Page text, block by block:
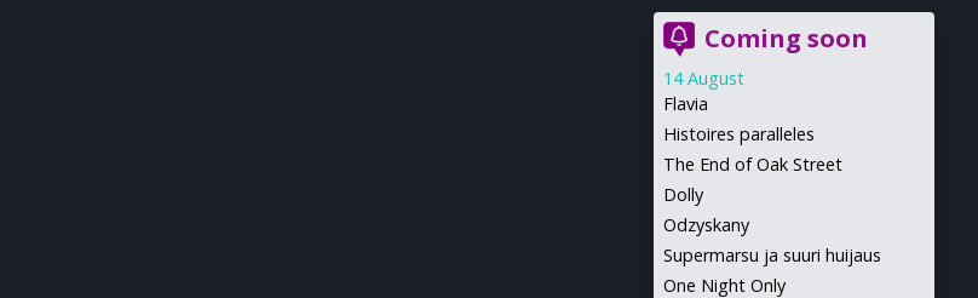
Coming soon
14 August
Flavia
Histoires paralleles
The End of Oak Street
Dolly
Odzyskany
Supermarsu ja suuri huijaus
One Night Only